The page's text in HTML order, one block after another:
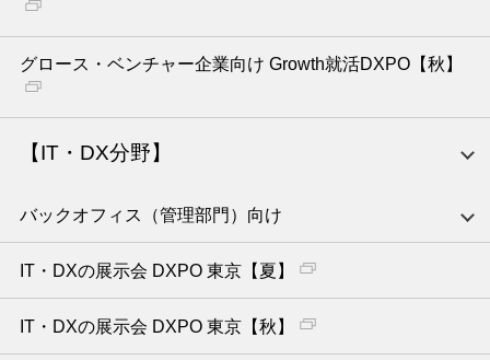
グロース・ベンチャー企業向け Growth就活DXPO【秋】
【IT・DX分野】
バックオフィス（管理部門）向け
IT・DXの展示会 DXPO 東京【夏】
IT・DXの展示会 DXPO 東京【秋】